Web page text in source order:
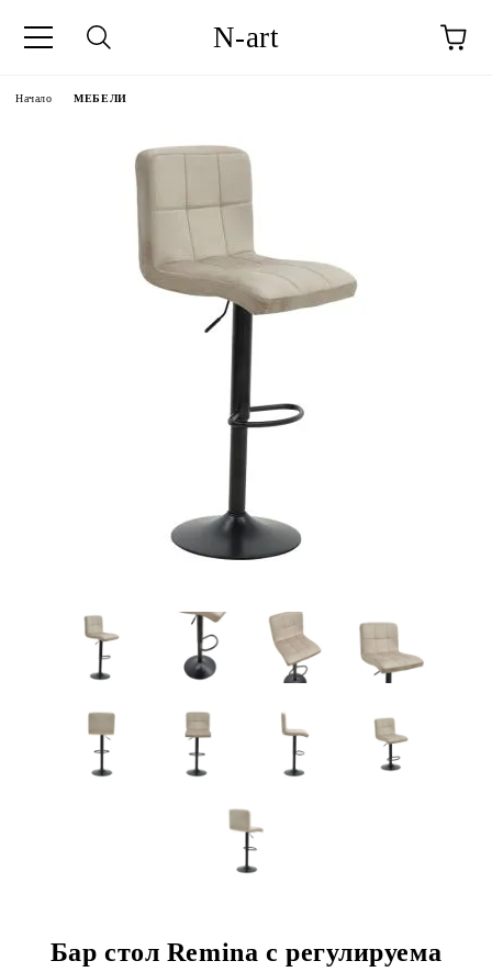
N-art
Начало МЕБЕЛИ
Бар стол Remina с регулируема